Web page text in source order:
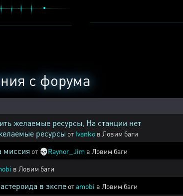
с форума
желаемые ресурсы, На станции нет
ресурсы от Ivanko в Ловим баги
миссия от 💀Raynor_Jim в Ловим баги
в Ловим баги
в экспе отamobi в Ловим баги